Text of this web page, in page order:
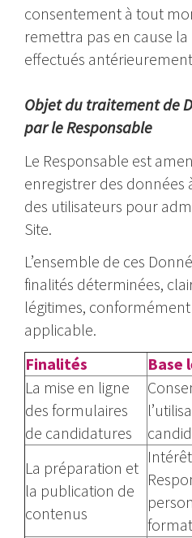
consentement à tout
remettra pas en cause
effectués
Objet du traitement de
par le Responsable
Le Responsable est
enregistrer des données
des utilisateurs pour
Site.
L’ensemble de ces
finalités déterminées,
légitimes,
applicable.
Finalités
Base
La mise en ligne
des formulaires
de candidatures
La préparation et
la publication de
contenus